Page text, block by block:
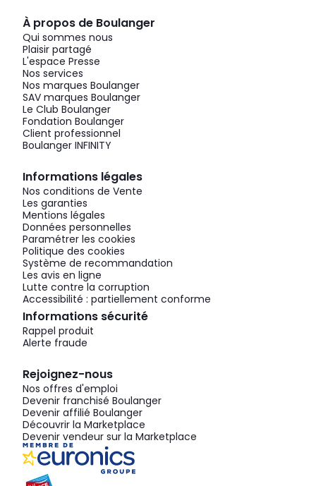
À propos de Boulanger
Qui sommes nous
Plaisir partagé
L'espace Presse
Nos services
Nos marques Boulanger
SAV marques Boulanger
Le Club Boulanger
Fondation Boulanger
Client professionnel
Boulanger INFINITY
Informations légales
Nos conditions de Vente
Les garanties
Mentions légales
Données personnelles
Paramétrer les cookies
Politique des cookies
Système de recommandation
Les avis en ligne
Lutte contre la corruption
Accessibilité : partiellement conforme
Informations sécurité
Rappel produit
Alerte fraude
Rejoignez-nous
Nos offres d'emploi
Devenir franchisé Boulanger
Devenir affilié Boulanger
Découvrir la Marketplace
Devenir vendeur sur la Marketplace